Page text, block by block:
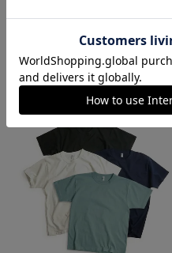
ロサンゼルスアパレル LOSANGE
LES APPAREL 1809GD 6.5オンス
半袖 ガーメントダイ ポケットTシ
ャツ
¥3,990